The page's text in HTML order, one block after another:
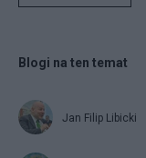
Blogi na ten temat
Jan Filip Libicki